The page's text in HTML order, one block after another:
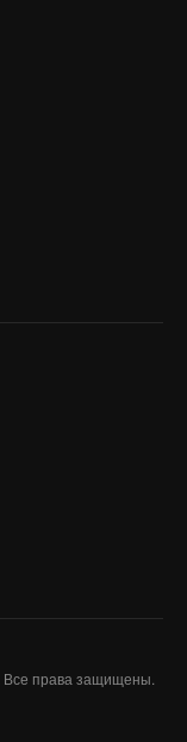
Все права защищены.